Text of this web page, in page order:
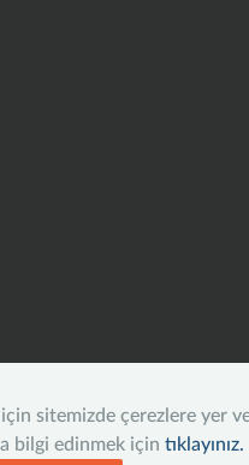
sitemizde çerezlere yer
bilgi edinmek için tıklayınız.